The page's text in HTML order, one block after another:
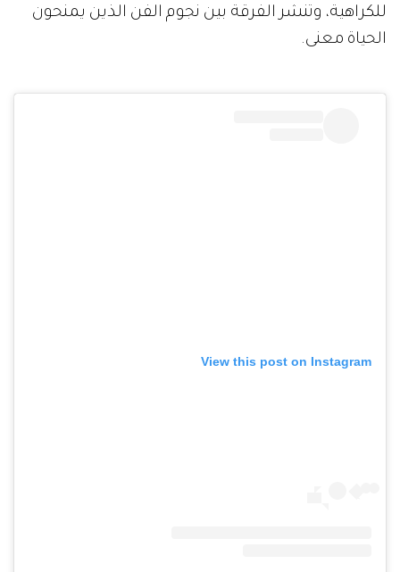
للكراهية، وتنشر الفرقة بين نجوم الفن الذين يمنحون
الحياة معنى.
View this post on Instagram